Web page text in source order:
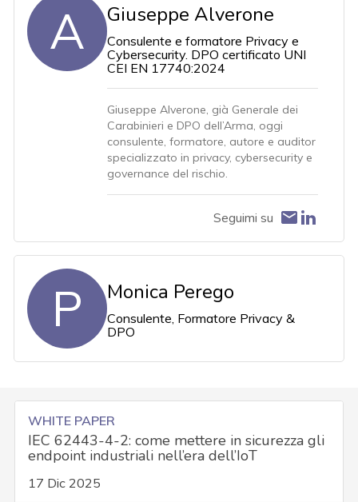
A Giuseppe Alverone
Consulente e formatore Privacy e
Cybersecurity. DPO certificato UNI
CEI EN 17740:2024
Giuseppe Alverone, già Generale dei
Carabinieri e DPO dell’Arma, oggi
consulente, formatore, autore e auditor
specializzato in privacy, cybersecurity e
governance del rischio.
Seguimi su
P Monica Perego
Consulente, Formatore Privacy &
DPO
WHITE PAPER
IEC 62443-4-2: come mettere in sicurezza gli
endpoint industriali nell’era dell’IoT
17 Dic 2025